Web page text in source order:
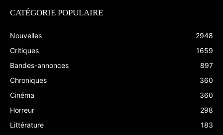
CATÉGORIE POPULAIRE
Nouvelles
2948
Critiques
1659
Bandes-annonces
897
Chroniques
360
Cinéma
360
Horreur
298
Littérature
183